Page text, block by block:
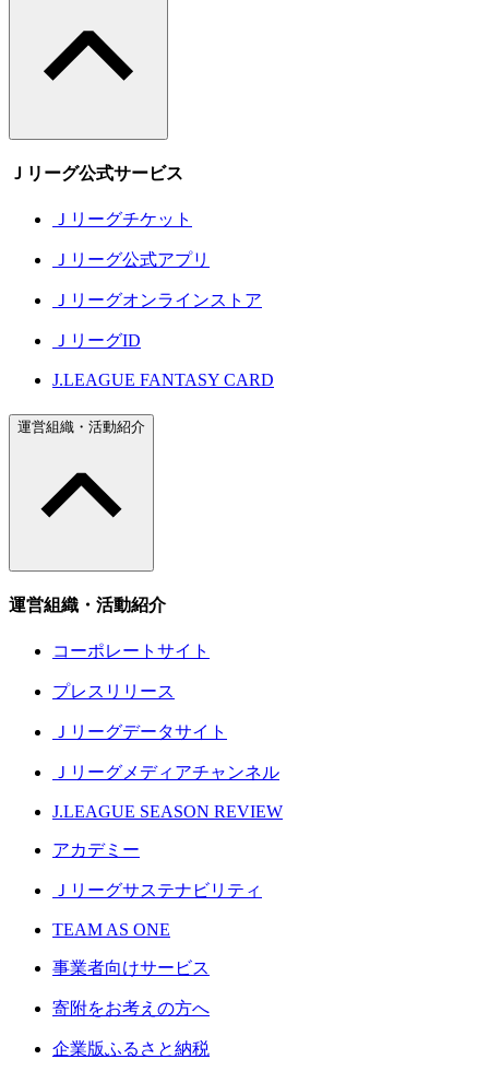
Ｊリーグ公式サービス
Ｊリーグチケット
Ｊリーグ公式アプリ
Ｊリーグオンラインストア
ＪリーグID
J.LEAGUE FANTASY CARD
運営組織・活動紹介
運営組織・活動紹介
コーポレートサイト
プレスリリース
Ｊリーグデータサイト
Ｊリーグメディアチャンネル
J.LEAGUE SEASON REVIEW
アカデミー
Ｊリーグサステナビリティ
TEAM AS ONE
事業者向けサービス
寄附をお考えの方へ
企業版ふるさと納税